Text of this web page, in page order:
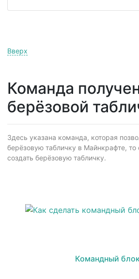
Вверх
Команда
берёзовой
Здесь указана команда, которая
берёзовую табличку в Майнкрафте, то
создать берёзовую табличку.
Командный